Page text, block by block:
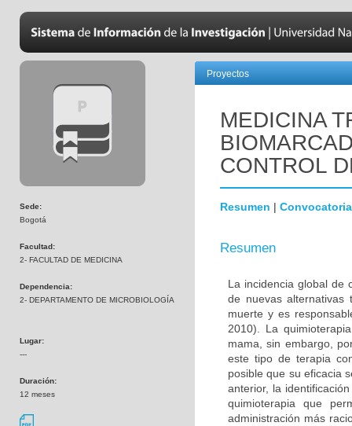
Sede:
Bogotá
Facultad:
2- FACULTAD DE MEDICINA
Dependencia:
2- DEPARTAMENTO DE MICROBIOLOGÍA
Lugar:
---
Duración:
12 meses
Proyectos
MEDICINA
CONTROL
Resumen | Convocatoria
Resumen
La incidencia global de
de nuevas alternativas
muerte y es
2010). La
mama, sin embargo,
este tipo de terapia
posible que su eficacia
anterior, la
quimioterapia que
administración más